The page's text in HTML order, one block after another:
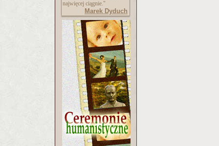
najwięcej ciągnie."
Marek Dyduch